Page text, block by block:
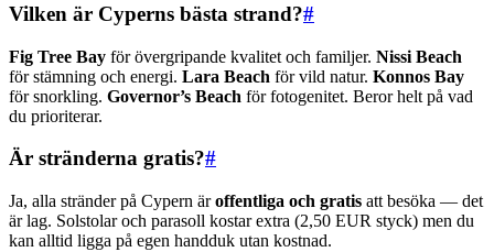
Vilken är Cyperns bästa strand?#
Fig Tree Bay för övergripande kvalitet och familjer. Nissi Beach
för stämning och energi. Lara Beach för vild natur. Konnos Bay
för snorkling. Governor’s Beach för fotogenitet. Beror helt på vad
du prioriterar.
Är stränderna gratis?#
Ja, alla stränder på Cypern äroffentliga och gratis att besöka — det
är lag. Solstolar och parasoll kostar extra (2,50 EUR styck) men du
kan alltid ligga på egen handduk utan kostnad.